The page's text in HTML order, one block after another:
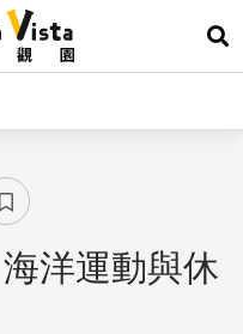
展
洋運動與休